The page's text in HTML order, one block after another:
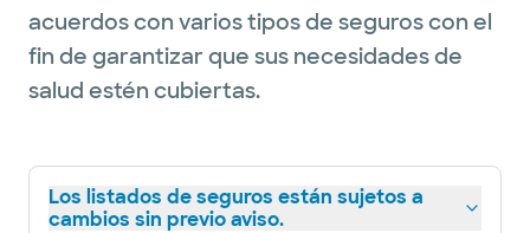
acuerdos con varios tipos de seguros con el
fin de garantizar que sus necesidades de
salud estén cubiertas.
Los listados de seguros están sujetos a
cambios sin previo aviso.